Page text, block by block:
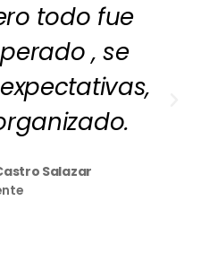
todo fue
, se
Salazar